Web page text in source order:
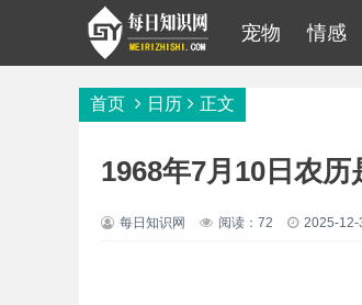
宠物 情感
首页 日历 正文
1968年7月10日农历
每日知识网 阅读：72 2025-12-